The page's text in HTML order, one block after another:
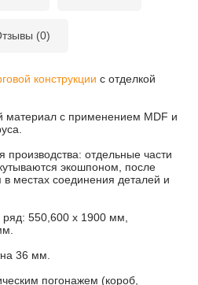
(0)
конструкции с отделкой
материал с применением MDF и
производства: отдельные части
экошпоном, после
местах соединения деталей и
550,600 х 1900 мм,
36 мм.
погонажем (короб,